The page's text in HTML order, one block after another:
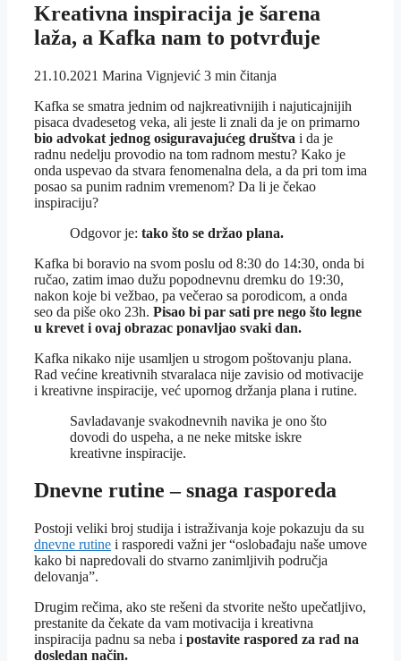
Kreativna inspiracija je šarena
laža, a Kafka nam to potvrđuje
21.10.2021 Marina Vignjević 3 min čitanja
Kafka se smatra jednim od najkreativnijih i najuticajnijih
pisaca dvadesetog veka, ali jeste li znali da je on primarno
bio advokat jednog osiguravajućeg društva i da je
radnu nedelju provodio na tom radnom mestu? Kako je
onda uspevao da stvara fenomenalna dela, a da pri tom ima
posao sa punim radnim vremenom? Da li je čekao
inspiraciju?
Odgovor je: tako što se držao plana.
Kafka bi boravio na svom poslu od 8:30 do 14:30, onda bi
ručao, zatim imao dužu popodnevnu dremku do 19:30,
nakon koje bi vežbao, pa večerao sa porodicom, a onda
seo da piše oko 23h. Pisao bi par sati pre nego što legne
u krevet i ovaj obrazac ponavljao svaki dan.
Kafka nikako nije usamljen u strogom poštovanju plana.
Rad većine kreativnih stvaralaca nije zavisio od motivacije
i kreativne inspiracije, već upornog držanja plana i rutine.
Savladavanje svakodnevnih navika je ono što
dovodi do uspeha, a ne neke mitske iskre
kreativne inspiracije.
Dnevne rutine – snaga rasporeda
Postoji veliki broj studija i istraživanja koje pokazuju da su
dnevne rutine i rasporedi važni jer “oslobađaju naše umove
kako bi napredovali do stvarno zanimljivih područja
delovanja”.
Drugim rečima, ako ste rešeni da stvorite nešto upečatljivo,
prestanite da čekate da vam motivacija i kreativna
inspiracija padnu sa neba i postavite raspored za rad na
dosledan način.